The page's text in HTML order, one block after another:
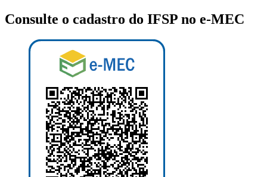
Consulte o cadastro do IFSP no e-MEC